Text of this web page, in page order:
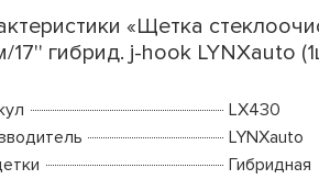
«Щетка
17'' гибрид. j-hook LYNXauto
LX430
LYNXauto
Гибридная